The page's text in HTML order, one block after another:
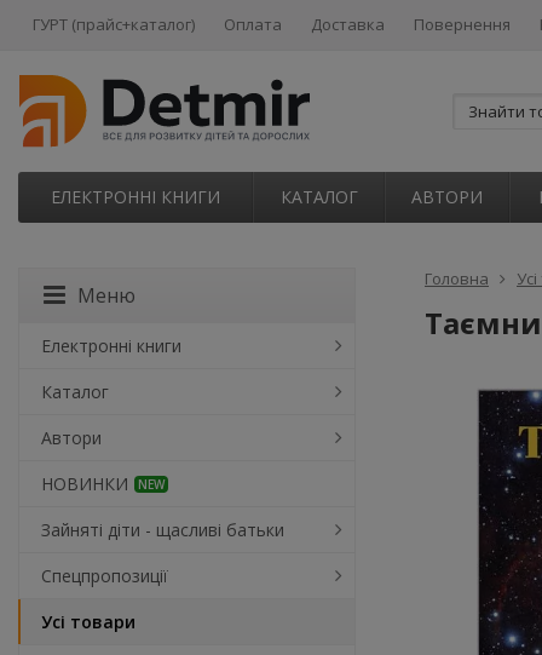
ГУРТ (прайс+каталог) Оплата Доставка Повернення
ЕЛЕКТРОННІ КНИГИ КАТАЛОГ АВТОРИ
Головна
Меню
Електронні книги
Каталог
Автори
НОВИНКИ
NEW
Зайняті діти - щасливі батьки
Спецпропозиції
Усі товари